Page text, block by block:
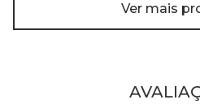
Ver mais